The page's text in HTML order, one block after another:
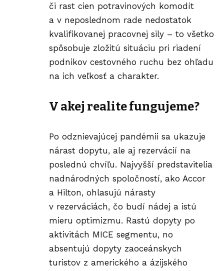
či rast cien potravinových komodít
a v neposlednom rade nedostatok
kvalifikovanej pracovnej sily – to všetko
spôsobuje zložitú situáciu pri riadení
podnikov cestovného ruchu bez ohľadu
na ich veľkosť a charakter.
V akej realite fungujeme?
Po odznievajúcej pandémii sa ukazuje
nárast dopytu, ale aj rezervácií na
poslednú chvíľu. Najvyšší predstavitelia
nadnárodných spoločností, ako Accor
a Hilton, ohlasujú nárasty
v rezerváciách, čo budí nádej a istú
mieru optimizmu. Rastú dopyty po
aktivitách MICE segmentu, no
absentujú dopyty zaoceánskych
turistov z amerického a ázijského